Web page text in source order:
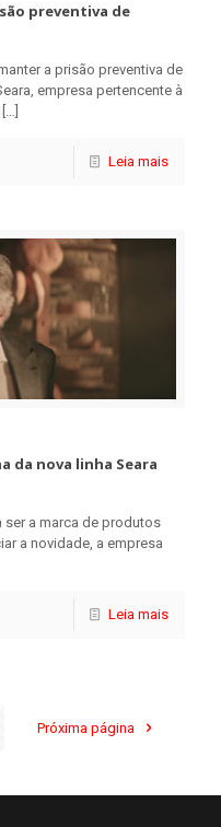
preventiva de
a prisão preventiva de
empresa pertencente à
[…]
Leia mais
da nova linha Seara
ser a marca de produtos
a novidade, a empresa
Leia mais
Próxima página